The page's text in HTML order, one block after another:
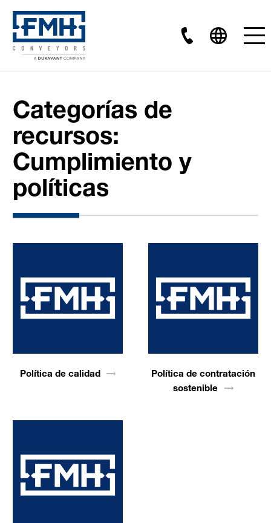
Categorías de
recursos:
Cumplimiento y
políticas
Política de calidad
Política de contratación
sostenible